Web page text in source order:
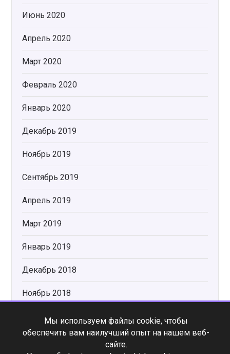
Июнь 2020
Апрель 2020
Март 2020
Февраль 2020
Январь 2020
Декабрь 2019
Ноябрь 2019
Сентябрь 2019
Апрель 2019
Март 2019
Январь 2019
Декабрь 2018
Ноябрь 2018
Категории
Мы используем файлы cookie, чтобы
обеспечить вам наилучший опыт на нашем веб-
сайте.